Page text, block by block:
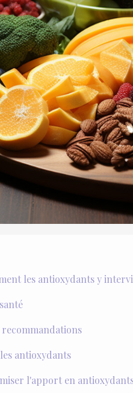
les antioxydants y
antioxydants
l'apport en